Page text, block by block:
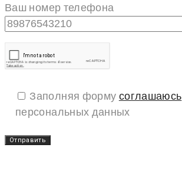
Ваш номер телефона
Заполняя форму соглашаюсь
персональных данных